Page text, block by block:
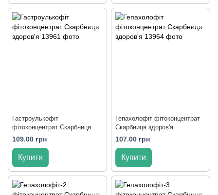
Гастроулькофіт
фітоконцентрат Скарбниця
здоров'я
109.00 грн
Купити
Гепахолофіт фітоконцентрат
Скарбниця здоров'я
107.00 грн
Купити